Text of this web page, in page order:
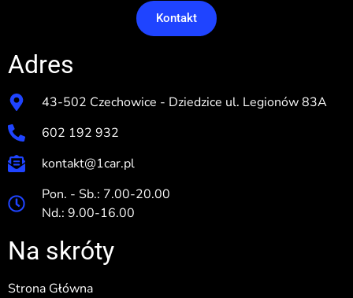
Kontakt
Adres
43-502 Czechowice - Dziedzice ul. Legionów 83A
602 192 932
kontakt@1car.pl
Pon. - Sb.: 7.00-20.00
Nd.: 9.00-16.00
Na skróty
Strona Główna